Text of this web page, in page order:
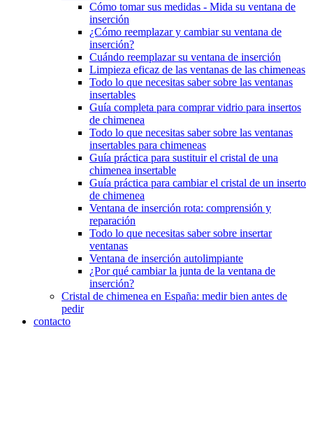
Cómo tomar sus medidas - Mida su ventana de
inserción
¿Cómo reemplazar y cambiar su ventana de
inserción?
Cuándo reemplazar su ventana de inserción
Limpieza eficaz de las ventanas de las chimeneas
Todo lo que necesitas saber sobre las ventanas
insertables
Guía completa para comprar vidrio para insertos
de chimenea
Todo lo que necesitas saber sobre las ventanas
insertables para chimeneas
Guía práctica para sustituir el cristal de una
chimenea insertable
Guía práctica para cambiar el cristal de un inserto
de chimenea
Ventana de inserción rota: comprensión y
reparación
Todo lo que necesitas saber sobre insertar
ventanas
Ventana de inserción autolimpiante
¿Por qué cambiar la junta de la ventana de
inserción?
Cristal de chimenea en España: medir bien antes de
pedir
contacto